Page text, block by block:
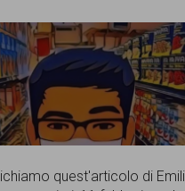
quest'articolo di